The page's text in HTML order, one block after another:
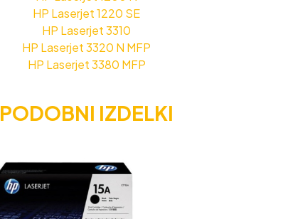
HP Laserjet 1220 SE
HP Laserjet 3310
HP Laserjet 3320 N MFP
HP Laserjet 3380 MFP
PODOBNI IZDELKI